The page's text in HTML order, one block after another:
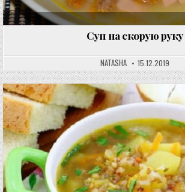
Суп на скорую руку
NATASHA 15.12.2019